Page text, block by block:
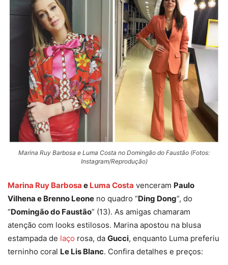
Marina Ruy Barbosa e Luma Costa no Domingão do Faustão (Fotos:
Instagram/Reprodução)
Marina Ruy Barbosa e Luma Costa venceram Paulo
Vilhena e Brenno Leone no quadro “Ding Dong“, do
“Domingão do Faustão” (13). As amigas chamaram
atenção com looks estilosos. Marina apostou na blusa
estampada de laço rosa, da Gucci, enquanto Luma preferiu
terninho coral Le Lis Blanc. Confira detalhes e preços: